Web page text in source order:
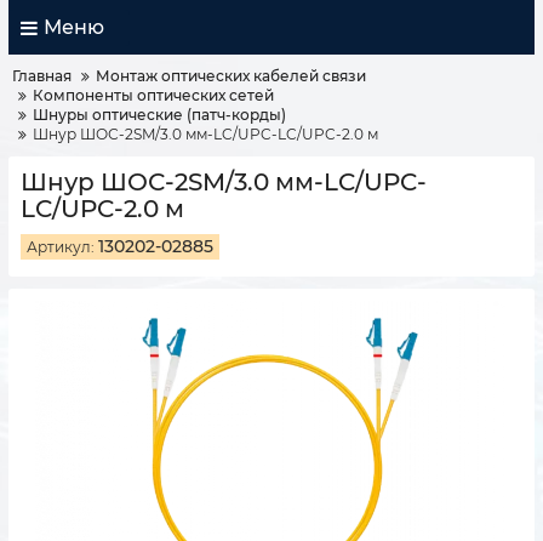
Меню
Главная
Монтаж оптических кабелей связи
Компоненты оптических сетей
Шнуры оптические (патч-корды)
Шнур ШОС-2SM/3.0 мм-LC/UPC-LC/UPC-2.0 м
Шнур ШОС-2SM/3.0 мм-LC/UPC-
LC/UPC-2.0 м
Артикул: 130202-02885